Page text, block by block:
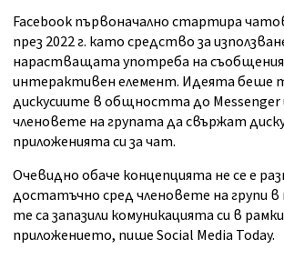
Facebook първоначално стартира
през 2022 г. като средство за
нарастващата употреба на
интерактивен елемент. Идеята беше
дискусиите в общността до Messenger
членовете на групата да свържат
приложенията си за чат.
Очевидно обаче концепцията не се е
достатъчно сред членовете на групи
те са запазили комуникацията си в
приложението, пише Social Media Today.